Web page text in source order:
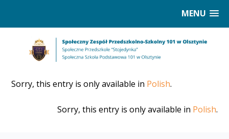
MENU
Sorry, this entry is only available in Polish.
Sorry, this entry is only available in Polish.